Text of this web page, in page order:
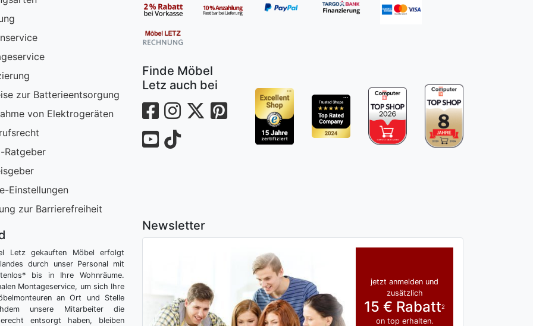
zur Batterieentsorgung
von Elektrogeräten
Ratgeber
Einstellungen
zur Barrierefreiheit
Finde Möbel
Letz auch bei
Letz gekauften Möbel erfolgt
durch unser Personal mit
bis in Ihre Wohnräume.
Montageservice, um sich Ihre
an Ort und Stelle
unsere Mitarbeiter die
entsorgt haben, bleiben
Newsletter
jetzt anmelden und
zusätzlich
15 € Rabatt2
on top erhalten.